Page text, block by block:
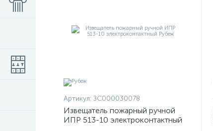
Артикул: ЗС000030078
Извещатель пожарный ручной
ИПР 513-10 электроконтактный